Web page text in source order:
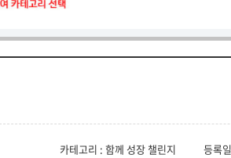
등록
카테고리 : 함께 성장 챌린지